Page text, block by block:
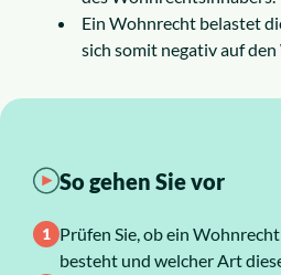
Standorte
Ratgeber
News
Über uns
Ein Wohnrecht belastet
sich somit negativ auf
So gehen Sie vor
Prüfen Sie, ob ein
besteht und welcher Art